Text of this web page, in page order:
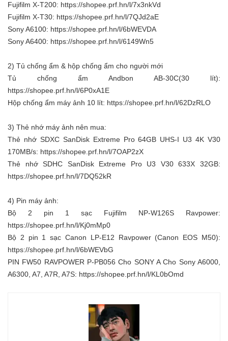
Fujifilm X-T200: https://shopee.prf.hn/l/7x3nkVd​
Fujifilm X-T30: https://shopee.prf.hn/l/7QJd2aE​
Sony A6100: https://shopee.prf.hn/l/6bWEVDA​
Sony A6400: https://shopee.prf.hn/l/6149Wn5​
2) Tủ chống ẩm & hộp chống ẩm cho người mới
Tủ chống ẩm Andbon AB-30C(30 lít):
https://shopee.prf.hn/l/6P0xA1E​
Hộp chống ẩm máy ảnh 10 lít: https://shopee.prf.hn/l/62DzRLO​
3) Thẻ nhớ máy ảnh nên mua:
Thẻ nhớ SDXC SanDisk Extreme Pro 64GB UHS-I U3 4K V30
170MB/s: https://shopee.prf.hn/l/7OAP2zX​
Thẻ nhớ SDHC SanDisk Extreme Pro U3 V30 633X 32GB:
https://shopee.prf.hn/l/7DQ52kR​
4) Pin máy ảnh:
Bộ 2 pin 1 sạc Fujifilm NP-W126S Ravpower:
https://shopee.prf.hn/l/Kj0mMp0​
Bộ 2 pin 1 sạc Canon LP-E12 Ravpower (Canon EOS M50):
https://shopee.prf.hn/l/6bWEVbG
PIN FW50 RAVPOWER P-PB056 Cho SONY A Cho Sony A6000,
A6300, A7, A7R, A7S: https://shopee.prf.hn/l/KL0bOmd